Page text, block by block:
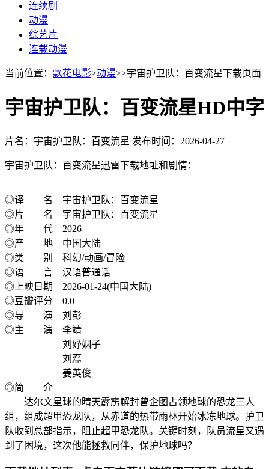
连续剧
动漫
综艺片
连载动漫
当前位置： 飘花电影>动漫>>宇宙护卫队：百变流星下载页面
宇宙护卫队：百变流星HD中字
片名：宇宙护卫队：百变流星 发布时间：2026-04-27
宇宙护卫队：百变流星迅雷下载地址和剧情：
◎译 名 宇宙护卫队：百变流星
◎片 名 宇宙护卫队：百变流星
◎年 代 2026
◎产 地 中国大陆
◎类 别 科幻/动画/冒险
◎语 言 汉语普通话
◎上映日期 2026-01-24(中国大陆)
◎豆瓣评分 0.0
◎导 演 刘彭
◎主 演 李靖
刘妤姻子
刘蕊
姜英俊
◎简 介
达尔文星球的晴天霹雳解封曾企图占领地球的恐龙三人
组，组成超甲恐龙队，从赤道的热带雨林开始冰冻地球。护卫
队收到总部指示，阻止超甲恐龙队。关键时刻，队员流星又遇
到了困境，这次他能拯救同伴，保护地球吗？